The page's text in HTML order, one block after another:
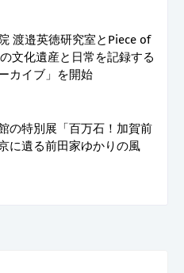
渡邉英徳研究室とPiece of
文化遺産と日常を記録する
カイブ」を開始
の特別展「百万石！加賀前
に遺る前田家ゆかりの風